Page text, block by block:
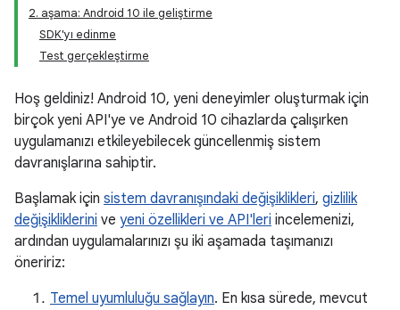
2. aşama: Android 10 ile geliştirme
SDK'yı edinme
Test gerçekleştirme
Hoş geldiniz! Android 10, yeni deneyimler oluşturmak için
birçok yeni API'ye ve Android 10 cihazlarda çalışırken
uygulamanızı etkileyebilecek güncellenmiş sistem
davranışlarına sahiptir.
Başlamak için sistem davranışındaki değişiklikleri, gizlilik
değişikliklerini ve yeni özellikleri ve API'leri incelemenizi,
ardından uygulamalarınızı şu iki aşamada taşımanızı
öneririz:
Temel uyumluluğu sağlayın. En kısa sürede, mevcut